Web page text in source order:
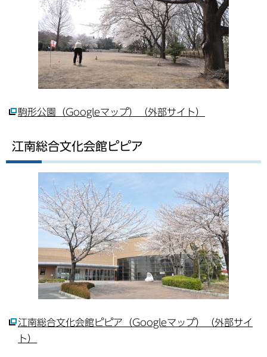
駒形公園（Googleマップ）（外部サイト）
江南総合文化会館ピピア
江南総合文化会館ピピア（Googleマップ）（外部サイ
ト）